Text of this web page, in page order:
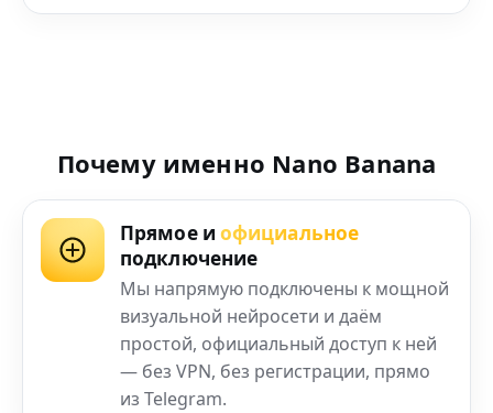
Почему именно Nano Banana
Прямое и официальное
подключение
Мы напрямую подключены к мощной
визуальной нейросети и даём
простой, официальный доступ к ней
— без VPN, без регистрации, прямо
из Telegram.